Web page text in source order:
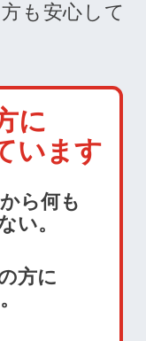
も安心して
に
います
ら何も
い。
方に